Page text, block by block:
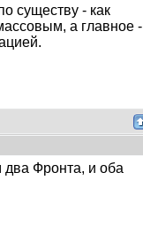
существу - как
а главное -
два Фронта, и оба